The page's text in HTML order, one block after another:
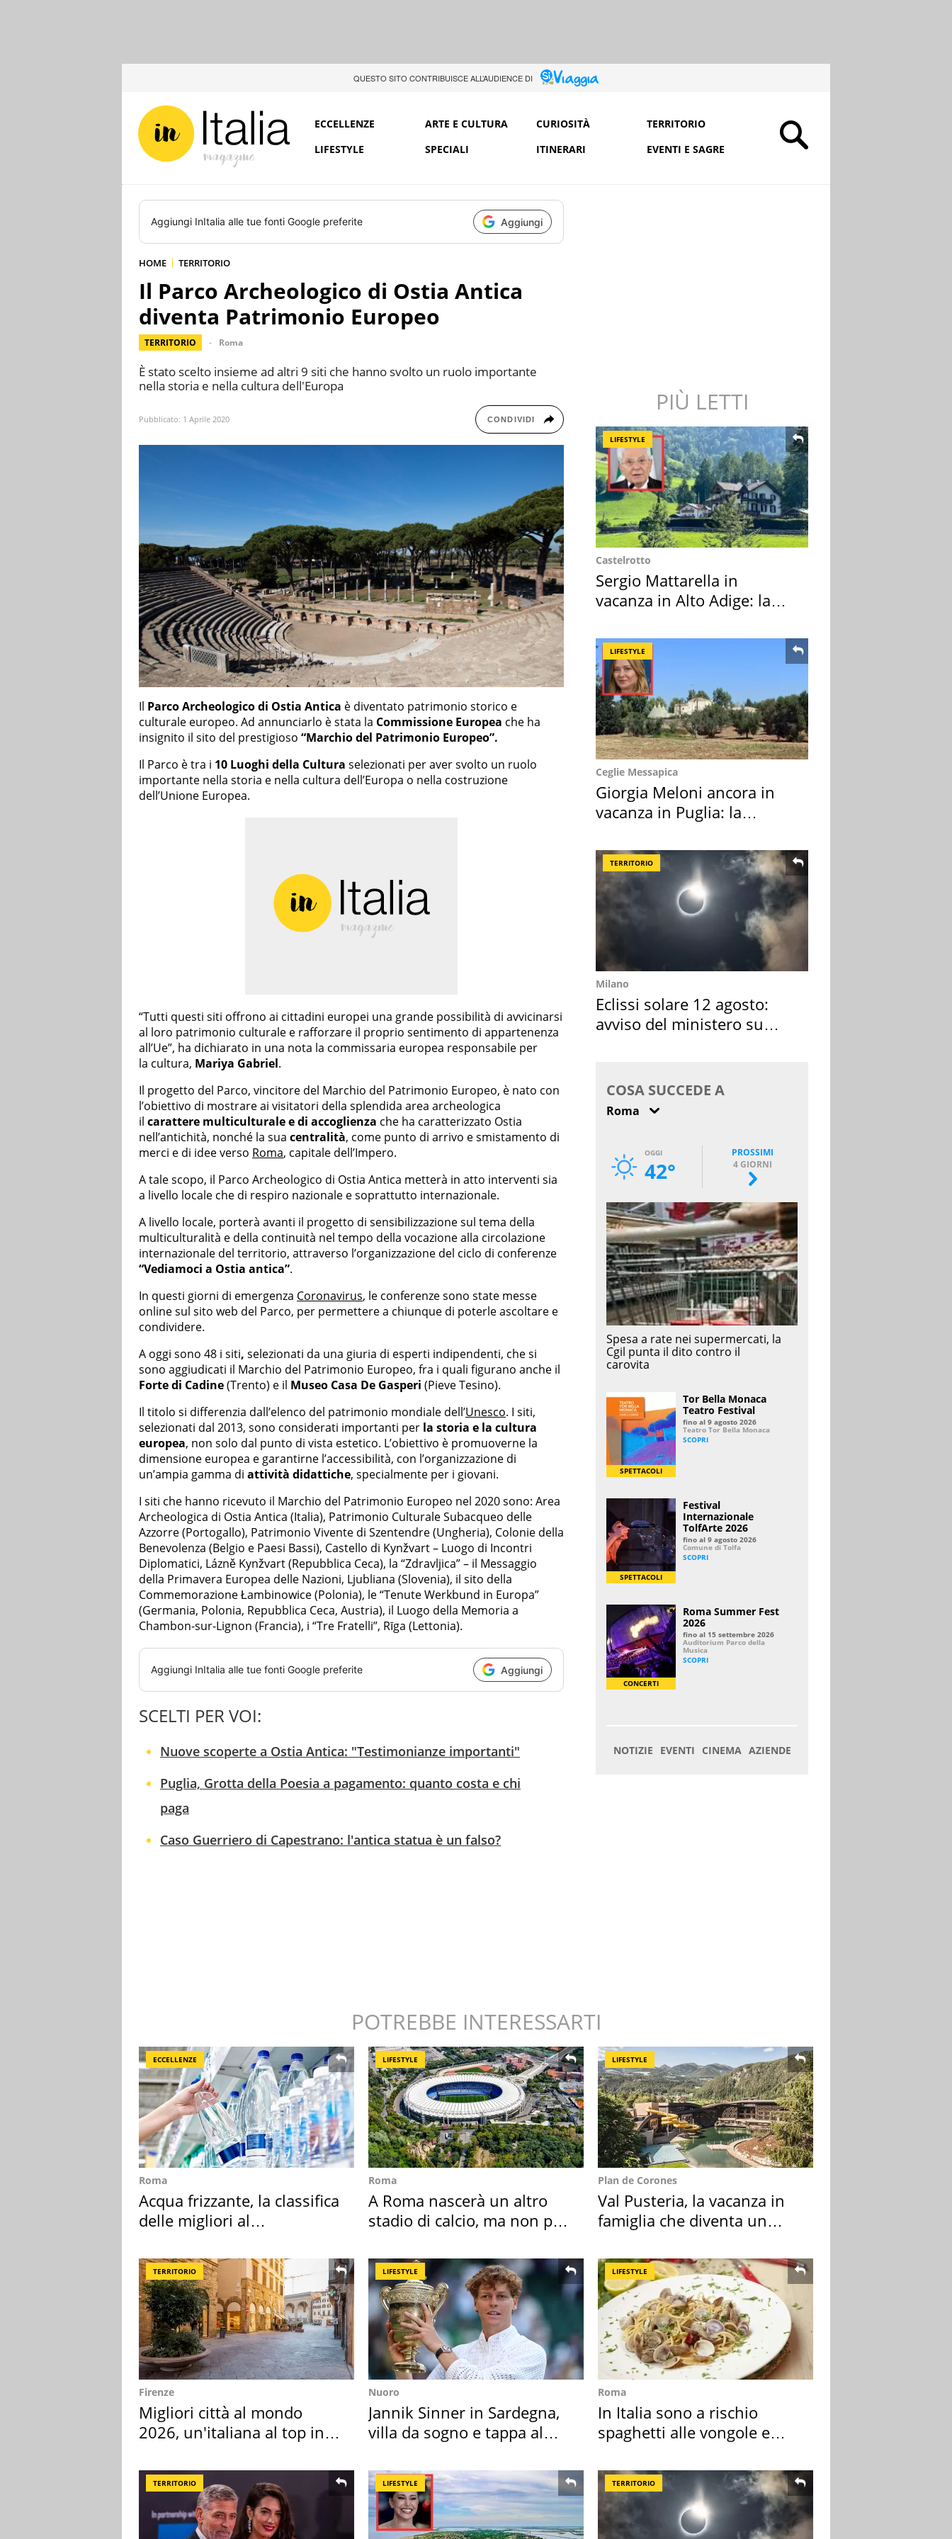
QUESTO SITO CONTRIBUISCE ALL’AUDIENCE DI
ECCELLENZE ARTE E CULTURA CURIOSITÀ
TERRITORIO
LIFESTYLE
SPECIALI ITINERARI EVENTI E SAGRE
Aggiungi InItalia alle tue fonti Google preferite Aggiungi
HOME TERRITORIO
Il Parco Archeologico di Ostia Antica
diventa Patrimonio Europeo
TERRITORIO Roma
È stato scelto insieme ad altri 9 siti che hanno svolto un ruolo importante
nella storia e nella cultura dell'Europa
Pubblicato: 1 Aprile 2020 CONDIVIDI
Il Parco Archeologico di Ostia Antica è diventato patrimonio storico e
culturale europeo. Ad annunciarlo è stata la Commissione Europea che ha
insignito il sito del prestigioso “Marchio del Patrimonio Europeo”.
Il Parco è tra i 10 Luoghi della Cultura selezionati per aver svolto un ruolo
importante nella storia e nella cultura dell’Europa o nella costruzione
dell’Unione Europea.
“Tutti questi siti offrono ai cittadini europei una grande possibilità di avvicinarsi
al loro patrimonio culturale e rafforzare il proprio sentimento di appartenenza
all’Ue”, ha dichiarato in una nota la commissaria europea responsabile per
la cultura, Mariya Gabriel.
Il progetto del Parco, vincitore del Marchio del Patrimonio Europeo, è nato con
l’obiettivo di mostrare ai visitatori della splendida area archeologica
il carattere multiculturale e di accoglienza che ha caratterizzato Ostia
nell’antichità, nonché la sua centralità, come punto di arrivo e smistamento di
merci e di idee verso Roma, capitale dell’Impero.
A tale scopo, il Parco Archeologico di Ostia Antica metterà in atto interventi sia
a livello locale che di respiro nazionale e soprattutto internazionale.
A livello locale, porterà avanti il progetto di sensibilizzazione sul tema della
multiculturalità e della continuità nel tempo della vocazione alla circolazione
internazionale del territorio, attraverso l’organizzazione del ciclo di conferenze
“Vediamoci a Ostia antica”.
In questi giorni di emergenza Coronavirus, le conferenze sono state messe
online sul sito web del Parco, per permettere a chiunque di poterle ascoltare e
condividere.
A oggi sono 48 i siti, selezionati da una giuria di esperti indipendenti, che si
sono aggiudicati il Marchio del Patrimonio Europeo, fra i quali figurano anche il
Forte di Cadine(Trento) e il Museo Casa De Gasperi (Pieve Tesino).
Il titolo si differenzia dall’elenco del patrimonio mondiale dell’Unesco. I siti,
selezionati dal 2013, sono considerati importanti per la storia e la cultura
europea, non solo dal punto di vista estetico. L’obiettivo è promuoverne la
dimensione europea e garantirne l’accessibilità, con l’organizzazione di
un’ampia gamma di attività didattiche, specialmente per i giovani.
I siti che hanno ricevuto il Marchio del Patrimonio Europeo nel 2020 sono: Area
Archeologica di Ostia Antica (Italia), Patrimonio Culturale Subacqueo delle
Azzorre (Portogallo), Patrimonio Vivente di Szentendre (Ungheria), Colonie della
Benevolenza (Belgio e Paesi Bassi), Castello di Kynžvart – Luogo di Incontri
Diplomatici, Lázně Kynžvart (Repubblica Ceca), la “Zdravljica” – il Messaggio
della Primavera Europea delle Nazioni, Ljubliana (Slovenia), il sito della
Commemorazione Łambinowice (Polonia), le “Tenute Werkbund in Europa”
(Germania, Polonia, Repubblica Ceca, Austria), il Luogo della Memoria a
Chambon-sur-Lignon (Francia), i “Tre Fratelli”, Rīga (Lettonia).
Aggiungi InItalia alle tue fonti Google preferite Aggiungi
SCELTI PER VOI:
Nuove scoperte a Ostia Antica: "Testimonianze importanti"
Puglia, Grotta della Poesia a pagamento: quanto costa e chi
paga
Caso Guerriero di Capestrano: l'antica statua è un falso?
PIÙ LETTI
LIFESTYLE
Castelrotto
Sergio Mattarella in
vacanza in Alto Adige: la
LIFESTYLE
Ceglie Messapica
Giorgia Meloni ancora in
vacanza in Puglia: la
TERRITORIO
Milano
Eclissi solare 12 agosto:
avviso del ministero su
POTREBBE INTERESSARTI
ECCELLENZE
Roma
Acqua frizzante, la classifica
delle migliori al
LIFESTYLE
Roma
A Roma nascerà un altro
stadio di calcio, ma non per
LIFESTYLE
Plan de Corones
Val Pusteria, la vacanza in
famiglia che diventa un
TERRITORIO
Firenze
Migliori città al mondo
2026, un'italiana al top in
LIFESTYLE
Nuoro
Jannik Sinner in Sardegna,
villa da sogno e tappa al
LIFESTYLE
Roma
In Italia sono a rischio
spaghetti alle vongole e
TERRITORIO LIFESTYLE TERRITORIO